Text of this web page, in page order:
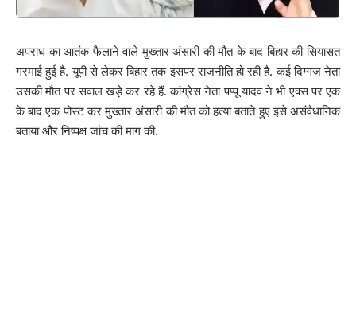
अपराध का आतंक फैलाने वाले मुख्तार अंसारी की मौत के बाद बिहार की सियासत
गरमाई हुई है. यूपी से लेकर बिहार तक इसपर राजनीति हो रही है. कई दिग्गज नेता
उसकी मौत पर सवाल खड़े कर रहे हैं. कांग्रेस नेता पप्पू यादव ने भी एक्स पर एक
के बाद एक पोस्ट कर मुख्तार अंसारी की मौत को हत्या बताते हुए इसे असंवैधानिक
बताया और निष्पक्ष जांच की मांग की.